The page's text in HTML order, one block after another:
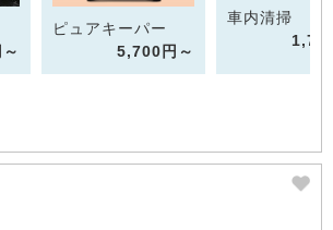
ピュアキーパー
5,700円～
車内清掃